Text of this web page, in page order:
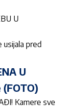
U
usijala pred
U
Kamere sve